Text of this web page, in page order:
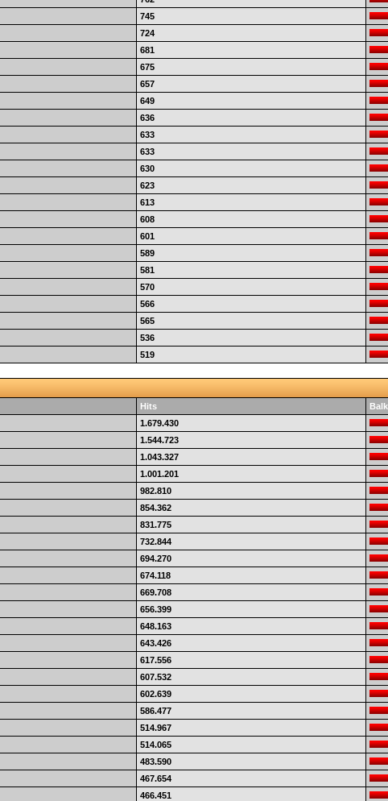
745
724
681
675
657
649
636
633
633
630
623
613
608
601
589
581
570
566
565
536
519
Hits
1.679.430
1.544.723
1.043.327
1.001.201
982.810
854.362
831.775
732.844
694.270
674.118
669.708
656.399
648.163
643.426
617.556
607.532
602.639
586.477
514.967
514.065
483.590
467.654
466.451